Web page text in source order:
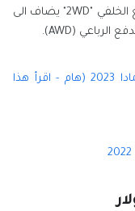
الوجهه ، تأتي ارمادا بشكل قياسي بنظام الدفع الخلفي "2WD" يضاف الى
قبل شراء سيارة نيسان أرمادا 2023 (هام - اقرأ هذا